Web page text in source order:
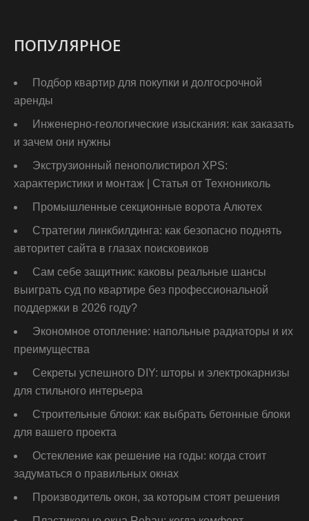
ПОПУЛЯРНОЕ
Подбор квартир для покупки и долгосрочной
аренды
Инженерно-геологические изыскания: как заказать
и зачем они нужны
Экструзионный пенополистирол XPS:
характеристики и монтаж | Статья от Технониколь
Промышленные секционные ворота Алютех
Стратегии линкбилдинга: как безопасно поднять
авторитет сайта в глазах поисковиков
Сам себе защитник: каковы реальные шансы
выиграть суд по квартире без профессиональной
поддержки в 2026 году?
Экономное отопление: напольные радиаторы и их
преимущества
Секреты успешного DIY: шторы и электрокарнизы
для стильного интерьера
Строительные блоки: как выбрать бетонные блоки
для вашего проекта
Остекление как решение на годы: когда стоит
задуматься о правильных окнах
Производитель окон, за которым стоят решения